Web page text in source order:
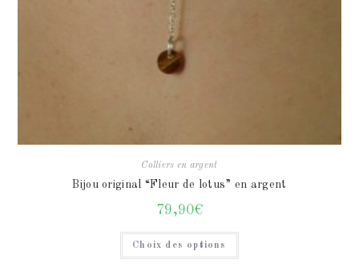
Colliers en argent
Bijou original “Fleur de lotus” en argent
79,90€
Choix des options